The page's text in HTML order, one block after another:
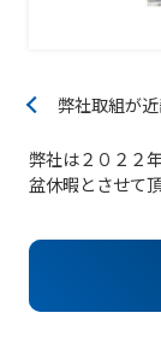
弊社取組が
弊社は２０２２
盆休暇とさせて頂